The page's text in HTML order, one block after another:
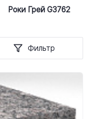
Роки Грей G3762
Фильтр